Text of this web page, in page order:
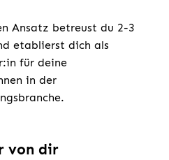
Ansatz betreust du 2-3
etablierst dich als
für deine
in der
von dir